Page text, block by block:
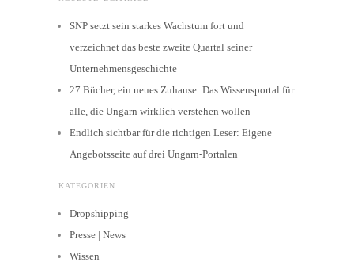
SNP setzt sein starkes Wachstum fort und
verzeichnet das beste zweite Quartal seiner
Unternehmensgeschichte
27 Bücher, ein neues Zuhause: Das Wissensportal für
alle, die Ungarn wirklich verstehen wollen
Endlich sichtbar für die richtigen Leser: Eigene
Angebotsseite auf drei Ungarn-Portalen
KATEGORIEN
Dropshipping
Presse | News
Wissen